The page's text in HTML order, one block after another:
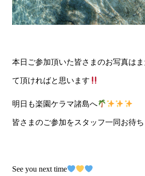
本日ご参加頂いた皆さまのお写真は
て頂ければと思います
明日も楽園ケラマ諸島へ
皆さまのご参加をスタッフ一同お待
See you next time